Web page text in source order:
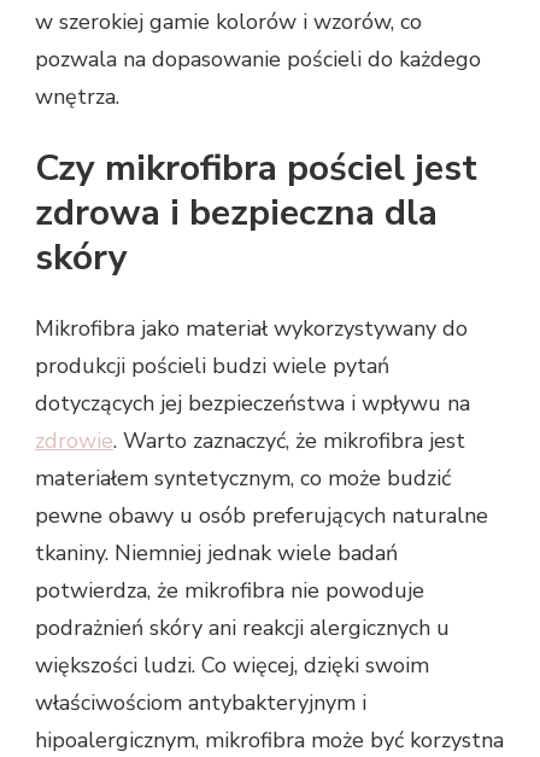
w szerokiej gamie kolorów i wzorów, co
pozwala na dopasowanie pościeli do każdego
wnętrza.
Czy mikrofibra pościel jest
zdrowa i bezpieczna dla
skóry
Mikrofibra jako materiał wykorzystywany do
produkcji pościeli budzi wiele pytań
dotyczących jej bezpieczeństwa i wpływu na
zdrowie. Warto zaznaczyć, że mikrofibra jest
materiałem syntetycznym, co może budzić
pewne obawy u osób preferujących naturalne
tkaniny. Niemniej jednak wiele badań
potwierdza, że mikrofibra nie powoduje
podrażnień skóry ani reakcji alergicznych u
większości ludzi. Co więcej, dzięki swoim
właściwościom antybakteryjnym i
hipoalergicznym, mikrofibra może być korzystna